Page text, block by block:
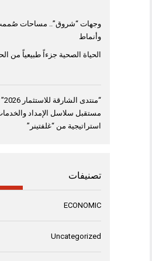
وجهات “شروق”.. مساحات صُممت
وأنماط
الحياة الصحية جزءاً طبيعياً من
مستقبل سلاسل الإمداد
استراتيجية من “غلفتينر”
تصنيفات
ECONOMIC
Uncategorized